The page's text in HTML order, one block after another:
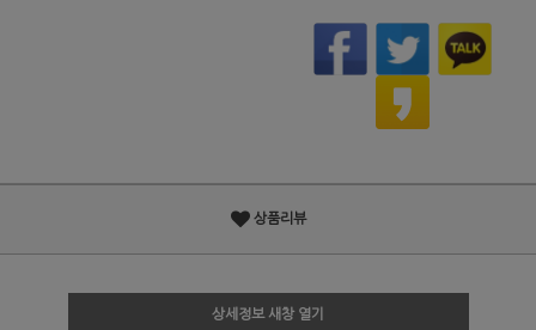
상품리뷰
상세정보 새창 열기